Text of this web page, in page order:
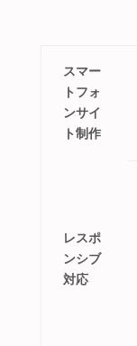
スマー
トフォ
ンサイ
ト制作
レスポ
ンシブ
対応